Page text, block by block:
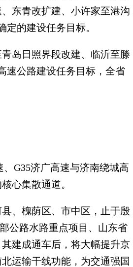
东青改扩建、小许家至港沟
的建设任务目标。
岛日照界段改建、临沂至滕
速公路建设任务目标，全省
G35济广高速与济南绕城高
心集散通道。
、槐荫区、市中区，止于殷
公路水路重点项目、山东省
建成通车后，将大幅提升京
运输干线功能，为交通强国